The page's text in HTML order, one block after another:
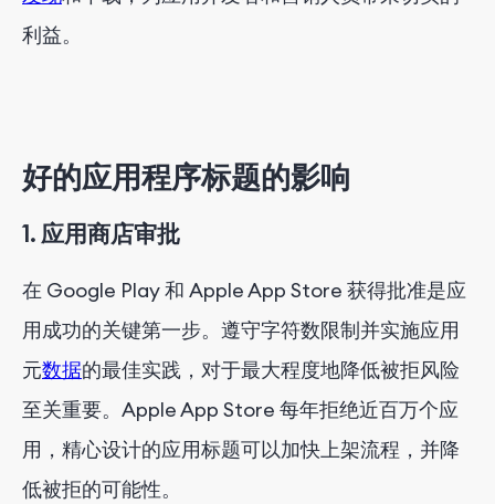
利益。
好的应用程序标题的影响
1. 应用商店审批
在 Google Play 和 Apple App Store 获得批准是应
用成功的关键第一步。遵守字符数限制并实施应用
元数据的最佳实践，对于最大程度地降低被拒风险
至关重要。Apple App Store 每年拒绝近百万个应
用，精心设计的应用标题可以加快上架流程，并降
低被拒的可能性。